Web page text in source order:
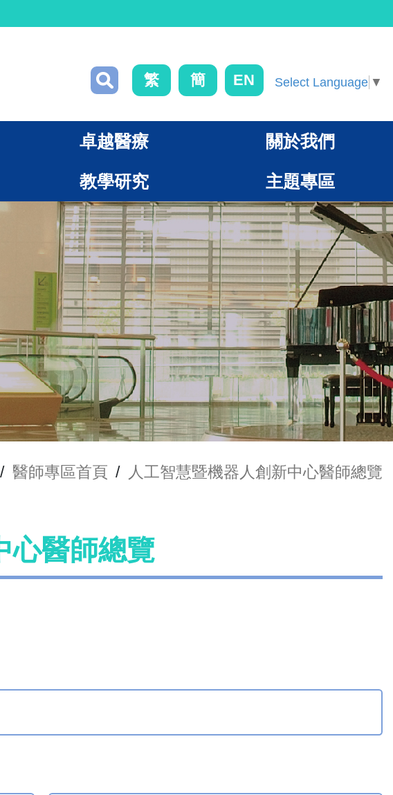
繁 簡 EN Select Language ▼
卓越醫療 關於我們
教學研究 主題專區
/ 醫師專區首頁 / 人工智慧暨機器人創新中心醫師總覽
心醫師總覽